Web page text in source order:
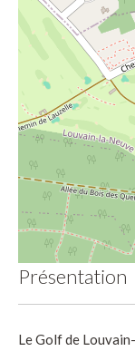
Présentation
Le Golf de